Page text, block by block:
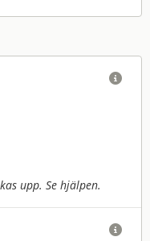
upp. Se hjälpen.

